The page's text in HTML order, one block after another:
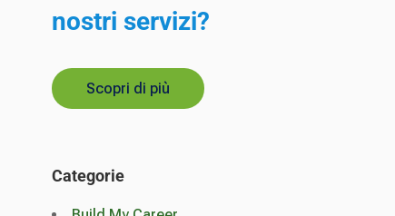
nostri servizi?
Scopri di più
Categorie